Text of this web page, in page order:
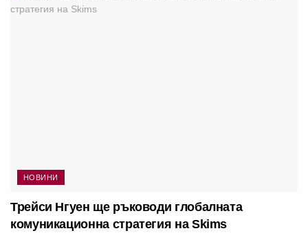
НОВИНИ
Трейси Нгуен ще ръководи глобалната
комуникационна стратегия на Skims